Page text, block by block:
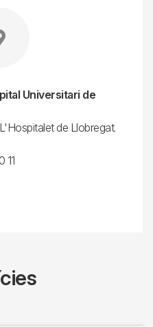
Universitari de
de Llobregat.
11